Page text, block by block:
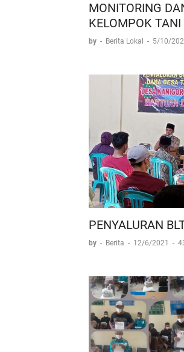
MONITORING
KELOMPOK
by - Berita Lokal - 5/10/
PENYALURAN
by - Berita - 12/6/2021 -